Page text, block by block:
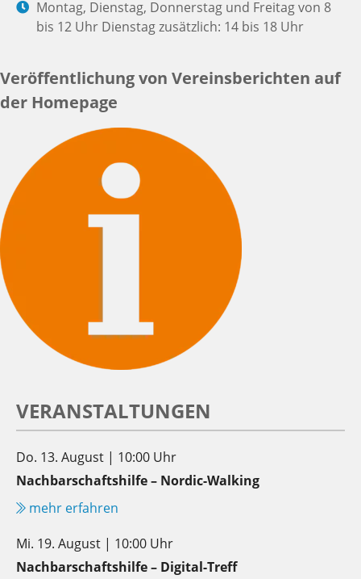
Montag, Dienstag, Donnerstag und Freitag von 8
bis 12 Uhr Dienstag zusätzlich: 14 bis 18 Uhr
Veröffentlichung von Vereinsberichten auf
der Homepage
VERANSTALTUNGEN
Do. 13. August | 10:00 Uhr
Nachbarschaftshilfe – Nordic-Walking
mehr erfahren
Mi. 19. August | 10:00 Uhr
Nachbarschaftshilfe – Digital-Treff